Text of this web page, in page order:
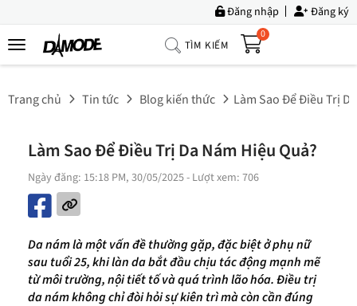
Đăng nhập Đăng ký
TÌM KIẾM
0
Trang
Phẩm
Trang chủ Tin tức Blog kiến thức Làm Sao Để Điều Trị
Làm Sao Để Điều Trị Da Nám Hiệu Quả?
Ngày đăng: 15:18 PM, 30/05/2025- Lượt xem: 706
Da nám là một vấn đề thường gặp, đặc biệt ở phụ nữ
sau tuổi 25, khi làn da bắt đầu chịu tác động mạnh mẽ
từ môi trường, nội tiết tố và quá trình lão hóa. Điều trị
da nám không chỉ đòi hỏi sự kiên trì mà còn cần đúng